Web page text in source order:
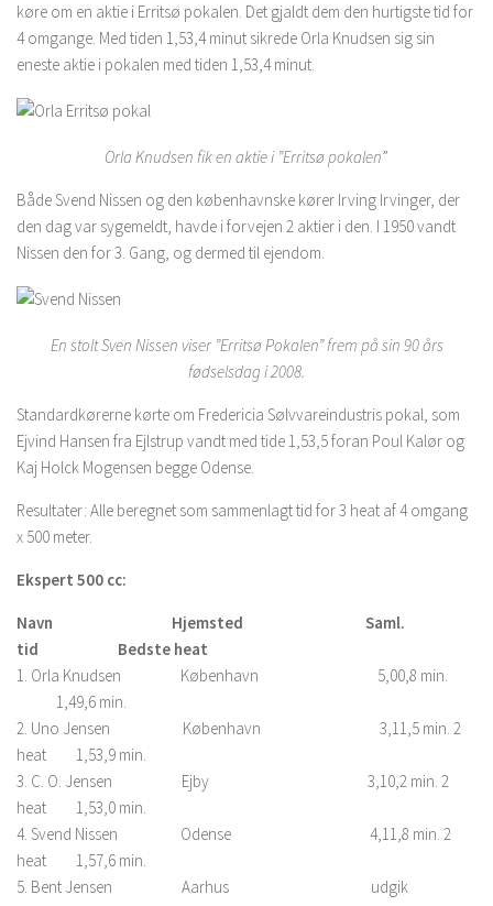
køre om en aktie i Erritsø pokalen. Det gjaldt dem den hurtigste tid for
4 omgange. Med tiden 1,53,4 minut sikrede Orla Knudsen sig sin
eneste aktie i pokalen med tiden 1,53,4 minut.
Orla Knudsen fik en aktie i ”Erritsø pokalen”
Både Svend Nissen og den københavnske kører Irving Irvinger, der
den dag var sygemeldt, havde i forvejen 2 aktier i den. I 1950 vandt
Nissen den for 3. Gang, og dermed til ejendom.
En stolt Sven Nissen viser ”Erritsø Pokalen” frem på sin 90 års
fødselsdag i 2008.
Standardkørerne kørte om Fredericia Sølvvareindustris pokal, som
Ejvind Hansen fra Ejlstrup vandt med tide 1,53,5 foran Poul Kalør og
Kaj Holck Mogensen begge Odense.
Resultater: Alle beregnet som sammenlagt tid for 3 heat af 4 omgang
x 500 meter.
Ekspert 500 cc:
Navn Hjemsted Saml.
tid Bedste heat
1. Orla Knudsen København 5,00,8 min.
1,49,6 min.
2. Uno Jensen København 3,11,5 min. 2
heat 1,53,9 min.
3. C. O. Jensen Ejby 3,10,2 min. 2
heat 1,53,0 min.
4. Svend Nissen Odense 4,11,8 min. 2
heat 1,57,6 min.
5. Bent Jensen Aarhus udgik